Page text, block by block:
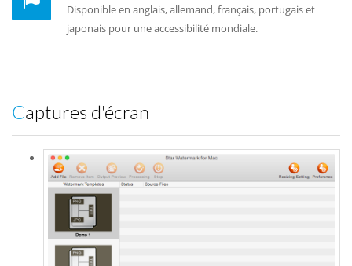
Disponible en anglais, allemand, français, portugais et
japonais pour une accessibilité mondiale.
Captures d'écran